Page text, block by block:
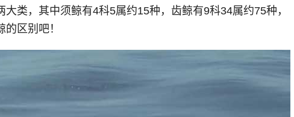
类，其中须鲸有4科5属约15种，齿鲸有9科34属约75种，
的区别吧！